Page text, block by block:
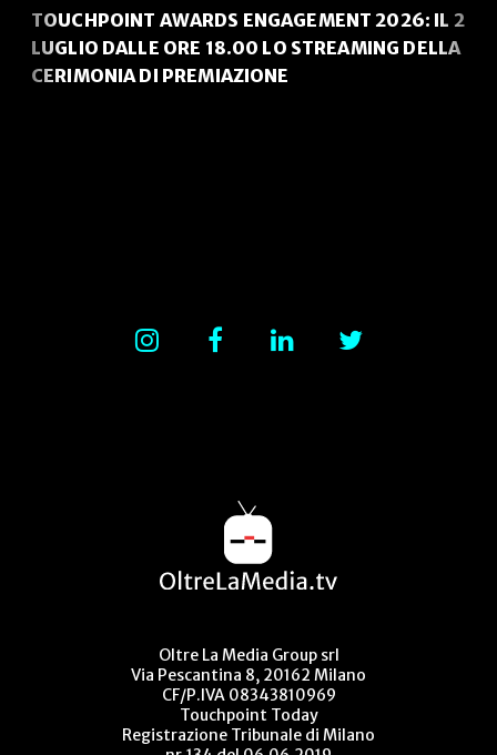
TOUCHPOINT AWARDS ENGAGEMENT 2026: IL 2
LUGLIO DALLE ORE 18.00 LO STREAMING DELLA
CERIMONIA DI PREMIAZIONE
Oltre La Media Group srl
Via Pescantina 8, 20162 Milano
CF/P.IVA 08343810969
Touchpoint Today
Registrazione Tribunale di Milano